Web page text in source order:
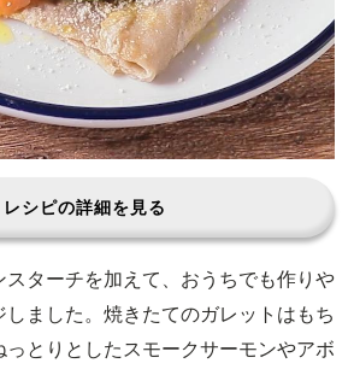
レシピの詳細を見る
スターチを加えて、おうちでも作りや
ました。焼きたてのガレットはもち
っとりとしたスモークサーモンやアボ